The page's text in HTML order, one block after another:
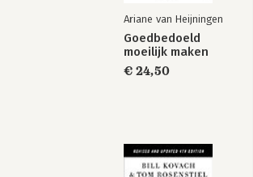
Ariane van Heijningen
Goedbedoeld
moeilijk maken
€ 24,50